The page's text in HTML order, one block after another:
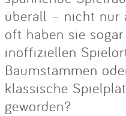
überall – nicht nur
oft haben sie
inoffiziellen
Baumstämmen
klassische
geworden?